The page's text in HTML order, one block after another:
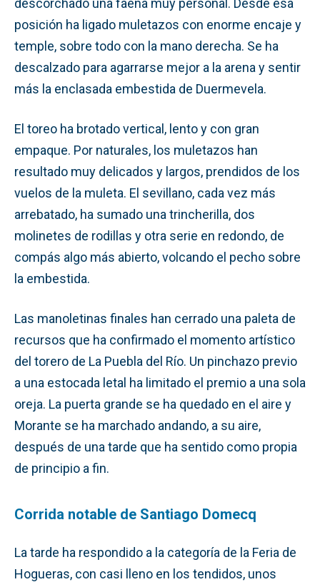
descorchado una faena muy personal. Desde esa
posición ha ligado muletazos con enorme encaje y
temple, sobre todo con la mano derecha. Se ha
descalzado para agarrarse mejor a la arena y sentir
más la enclasada embestida de Duermevela.
El toreo ha brotado vertical, lento y con gran
empaque. Por naturales, los muletazos han
resultado muy delicados y largos, prendidos de los
vuelos de la muleta. El sevillano, cada vez más
arrebatado, ha sumado una trincherilla, dos
molinetes de rodillas y otra serie en redondo, de
compás algo más abierto, volcando el pecho sobre
la embestida.
Las manoletinas finales han cerrado una paleta de
recursos que ha confirmado el momento artístico
del torero de La Puebla del Río. Un pinchazo previo
a una estocada letal ha limitado el premio a una sola
oreja. La puerta grande se ha quedado en el aire y
Morante se ha marchado andando, a su aire,
después de una tarde que ha sentido como propia
de principio a fin.
Corrida notable de Santiago Domecq
La tarde ha respondido a la categoría de la Feria de
Hogueras, con casi lleno en los tendidos, unos